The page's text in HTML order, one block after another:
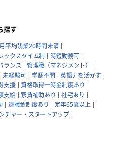
探す
月平均残業20時間未満
ックスタイム制
時短勤務可
ランス
管理職（マネジメント）
未経験可 学歴不問
英語力を活かす
支援
資格取得一時金制度あり
支給 家賃補助あり
社宅あり
退職金制度あり
定年65歳以上
チャー・スタートアップ